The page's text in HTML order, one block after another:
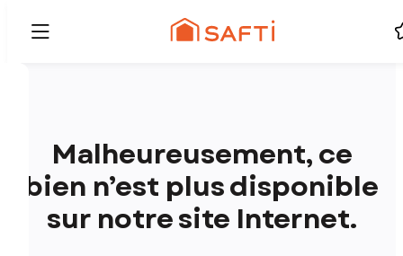
Malheureusement, ce
bien n’est plus disponible
sur notre site Internet.